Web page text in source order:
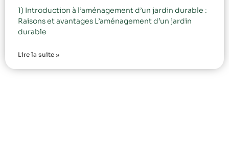
1) Introduction à l’aménagement d’un jardin durable :
Raisons et avantages L’aménagement d’un jardin
durable
Lire la suite »